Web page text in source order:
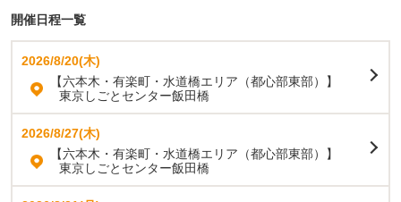
開催日程一覧
2026/8/20(木)
【六本木・有楽町・水道橋エリア（都心部東部）】
東京しごとセンター飯田橋
2026/8/27(木)
【六本木・有楽町・水道橋エリア（都心部東部）】
東京しごとセンター飯田橋